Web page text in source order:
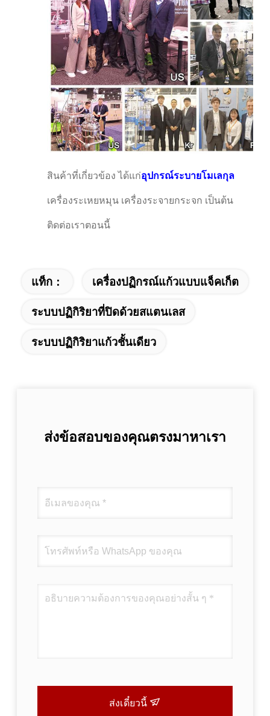
สินค้าที่เกี่ยวข้อง ได้แก่อุปกรณ์ระบายโมเลกุล
เครื่องระเหยหมุน เครื่องระจายกระจก เป็นต้น
ติดต่อเราตอนนี้
แท็ก： เครื่องปฏิกรณ์แก้วแบบแจ็คเก็ต
ระบบปฏิกิริยาที่ปิดด้วยสแตนเลส
ระบบปฏิกิริยาแก้วชั้นเดียว
ส่งข้อสอบของคุณตรงมาหาเรา
ส่งเดี๋ยวนี้